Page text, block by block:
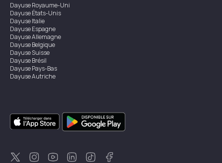
DayuseRoyaume-Uni
DayuseÉtats-Unis
DayuseItalie
DayuseEspagne
DayuseAllemagne
DayuseBelgique
DayuseSuisse
DayuseBrésil
DayusePays-Bas
DayuseAutriche
DayuseSingapour
DayuseSuède
DayuseThaïlande
DayuseNouvelle-Zélande